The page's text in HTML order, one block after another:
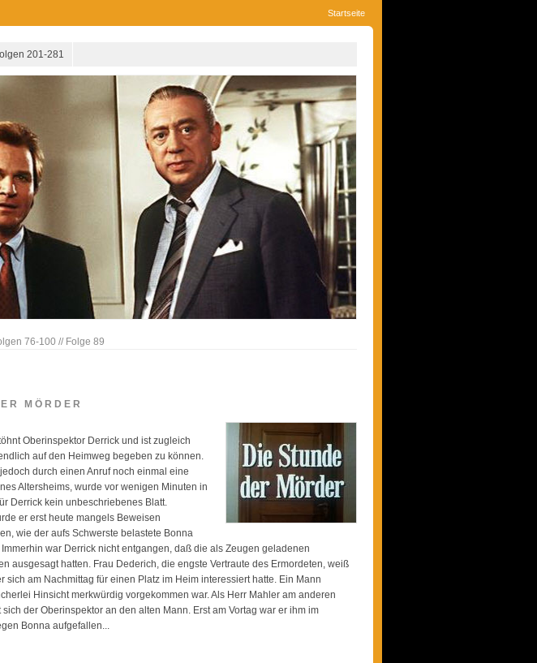
Startseite
201-281
76-100 // Folge 89
MÖRDER
Oberinspektor Derrick und ist zugleich
auf den Heimweg begeben zu können.
durch einen Anruf noch einmal eine
Altersheims, wurde vor wenigen Minuten in
Derrick kein unbeschriebenes Blatt.
er erst heute mangels Beweisen
wie der aufs Schwerste belastete Bonna
war Derrick nicht entgangen, daß die als Zeugen geladenen
ausgesagt hatten. Frau Dederich, die engste Vertraute des Ermordeten, weiß
sich am Nachmittag für einen Platz im Heim interessiert hatte. Ein Mann
Hinsicht merkwürdig vorgekommen war. Als Herr Mahler am anderen
der Oberinspektor an den alten Mann. Erst am Vortag war er ihm im
Bonna aufgefallen...